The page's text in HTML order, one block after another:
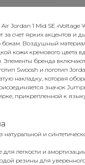
Jordan 1 Mid SE «Voltage
за счет ярких акцентов и
бокам. Воздушный
кожи кремового цвета
Элементы бренда
Swoosh и логотип
накладку, которая
значок
прикрепленной к
натуральной и
легкости и
резины для